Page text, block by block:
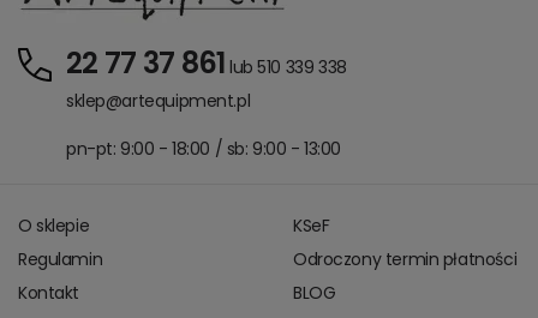
22 77 37 861 lub 510 339 338
sklep@artequipment.pl
pn-pt: 9:00 - 18:00 / sb: 9:00 - 13:00
O sklepie
Regulamin
Kontakt
KSeF
Odroczony termin płatności
BLOG